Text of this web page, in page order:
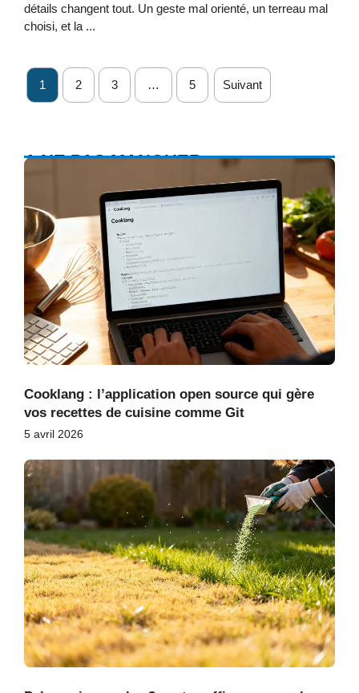
détails changent tout. Un geste mal orienté, un terreau mal
choisi, et la ...
1 2 3 … 5 Suivant
A NE PAS MANQUER
Cooklang : l’application open source qui gère
vos recettes de cuisine comme Git
5 avril 2026